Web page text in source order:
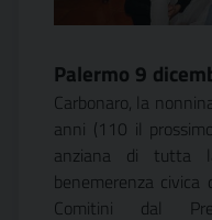
Palermo 9
Carbonaro, la
anni (110 il
anziana di tutta
benemerenza civica
Comitini dal